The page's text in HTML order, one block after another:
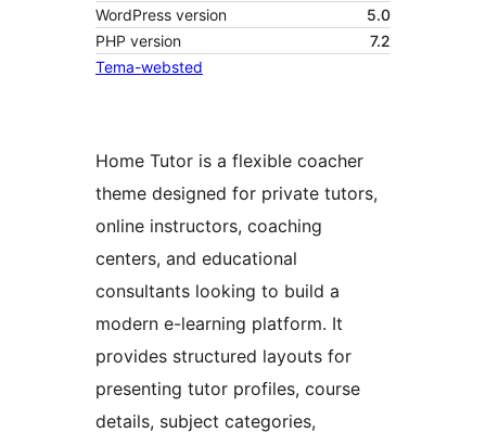
WordPress version
5.0
PHP version
7.2
Tema-websted
Home Tutor is a flexible coacher
theme designed for private tutors,
online instructors, coaching
centers, and educational
consultants looking to build a
modern e-learning platform. It
provides structured layouts for
presenting tutor profiles, course
details, subject categories,